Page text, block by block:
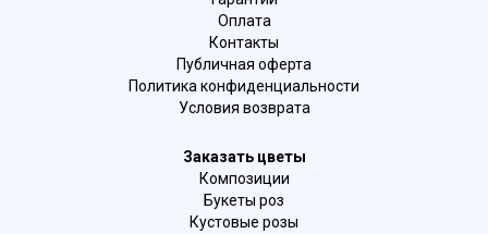
Оплата
Контакты
Публичная оферта
Политика конфиденциальности
Условия возврата
Заказать цветы
Композиции
Букеты роз
Кустовые розы